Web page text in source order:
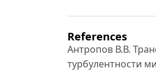
References
Антропов В.В.
турбулентности